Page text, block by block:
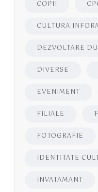
COPII
CULTURA
DEZVOLTARE
DIVERSE
EVENIMENT
FILIALE
FOTOGRAFIE
IDENTITATE
INVATAMANT